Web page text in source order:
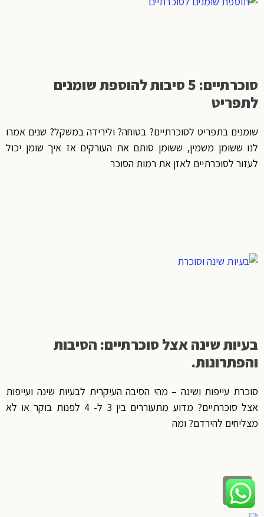
סוכרתיים: 5 סיבות להוספת שומנים
לתפריט
שומנים בתפריט לסוכרתיים? בטוחה? ולירידה במשקל? שנים אמרו
לנו ששומן משמין, ששומן סותם את העורקים אז איך שומן יכול
לעזור לסוכרתיים לאזן את רמות הסוכר
בעיות שינה אצל סוכרתיים: הסיבות
והפתרונות.
סוכרת עייפות ושינה – מהי הסיבה העיקרית לבעיות שינה ועייפות
אצל סוכרתיים? מדוע מתעוררים בין 3 ל- 4 לפנות בוקר או לא
מצליחים להירדם? ומה
גלילה
לראש
העמוד